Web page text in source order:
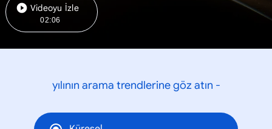
Videoyu İzle
02:06
yılının arama trendlerine göz atın -